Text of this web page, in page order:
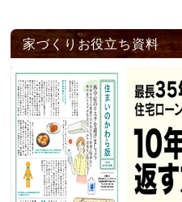
家づくりお役立ち資料